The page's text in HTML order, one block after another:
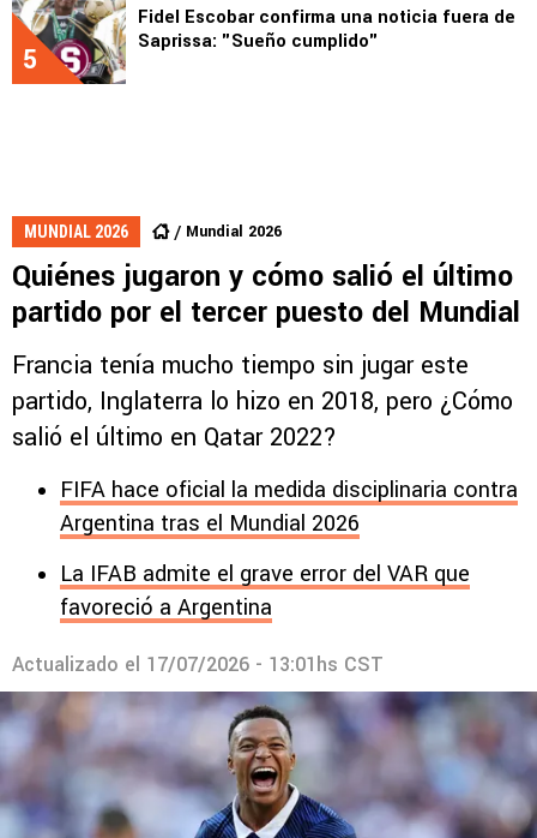
5
Fidel Escobar confirma una noticia fuera de
Saprissa: "Sueño cumplido"
MUNDIAL 2026 Mundial 2026
Quiénes jugaron y cómo salió el último
partido por el tercer puesto del Mundial
Francia tenía mucho tiempo sin jugar este
partido, Inglaterra lo hizo en 2018, pero ¿Cómo
salió el último en Qatar 2022?
FIFA hace oficial la medida disciplinaria contra
Argentina tras el Mundial 2026
La IFAB admite el grave error del VAR que
favoreció a Argentina
Actualizado el 17/07/2026 - 13:01hs CST